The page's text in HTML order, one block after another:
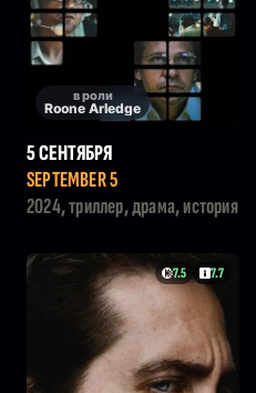
в роли
Roone Arledge
5 СЕНТЯБРЯ
SEPTEMBER 5
2024, триллер, драма, история
7.5 7.7